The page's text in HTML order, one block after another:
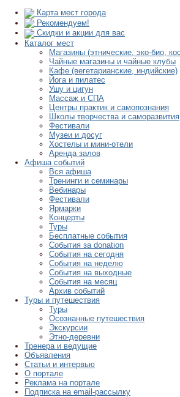
Карта мест города
Рекомендуем!
Скидки и акции для вас
Каталог мест
Магазины (этнические, эко-био,
Чайные магазины и чайные клубы
Кафе (вегетарианские, индийские)
Йога и пилатес
Ушу и цигун
Массаж и СПА
Центры практик и самопознания
Школы творчества и саморазвития
Фестивали
Музеи и досуг
Хостелы и мини-отели
Аренда залов
Афиша событий
Вся афиша
Тренинги и семинары
Вебинары
Фестивали
Ярмарки
Концерты
Туры
Бесплатные события
События за donation
События на сегодня
События на неделю
События на выходные
События на месяц
Архив событий
Туры и путешествия
Туры
Осознанные путешествия
Экскурсии
Этно-деревни
Тренера и ведущие
Объявления
Статьи и интервью
О портале
Реклама на портале
Подписка на email-рассылку